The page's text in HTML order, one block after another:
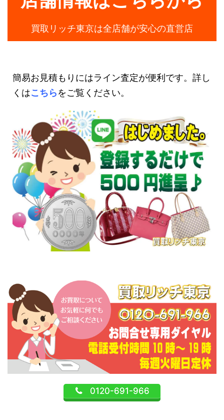
買取リッチ東京は全店舗が安心の直営店
簡易お見積もりにはライン査定が便利です。詳し
くはこちらをご覧ください。
0120-691-966